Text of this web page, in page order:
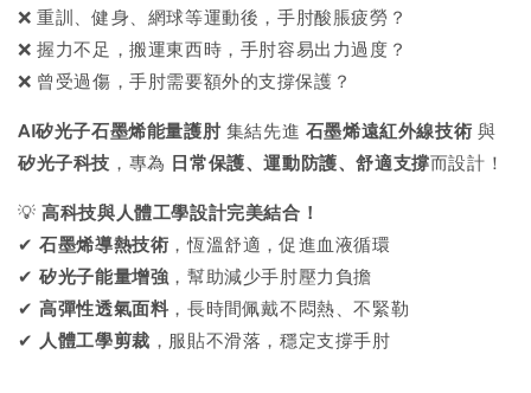
❌ 重訓、健身、網球等運動後，手肘酸脹疲勞？
❌ 握力不足，搬運東西時，手肘容易出力過度？
❌ 曾受過傷，手肘需要額外的支撐保護？
AI矽光子石墨烯能量護肘集結先進 石墨烯遠紅外線技術 與
矽光子科技 ，專為 日常保護、運動防護、舒適支撐而設計！
💡高科技與人體工學設計完美結合！
✔石墨烯導熱技術 ，恆溫舒適，促進血液循環
✔矽光子能量增強 ，幫助減少手肘壓力負擔
✔高彈性透氣面料 ，長時間佩戴不悶熱、不緊勒
✔ 人體工學剪裁 ，服貼不滑落，穩定支撐手肘